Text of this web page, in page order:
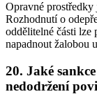
Opravné prostředky
Rozhodnutí o
oddělitelné části lze
napadnout žalobou
20. Jaké
nedodržení